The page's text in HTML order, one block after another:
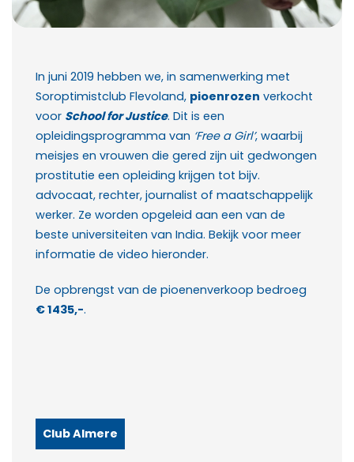
In juni 2019 hebben we, in samenwerking met
Soroptimistclub Flevoland, pioenrozen verkocht
voor School for Justice. Dit is een
opleidingsprogramma van ‘Free a Girl’, waarbij
meisjes en vrouwen die gered zijn uit gedwongen
prostitutie een opleiding krijgen tot bijv.
advocaat, rechter, journalist of maatschappelijk
werker. Ze worden opgeleid aan een van de
beste universiteiten van India. Bekijk voor meer
informatie de video hieronder.
De opbrengst van de pioenenverkoop bedroeg
€ 1435,-.
Club Almere